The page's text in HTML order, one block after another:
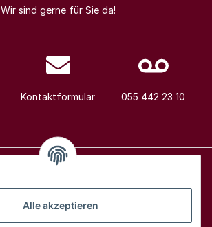
Alle akzeptieren
Wir sind gerne für Sie da!
Kontaktformular 055 442 23 10